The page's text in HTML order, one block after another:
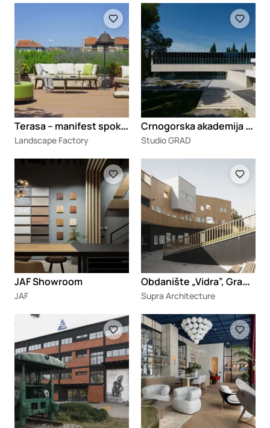
T
erasa – manifest spokojnog življenja na otvorenom
Landscape Factory
Loading
C
rnogorska akademija nauka i umjetnosti
Studio GRAD
Loading
JAF Showroom
JAF
O
bdanište „Vidra”, Gradac
Supra Architecture
Loading Loading